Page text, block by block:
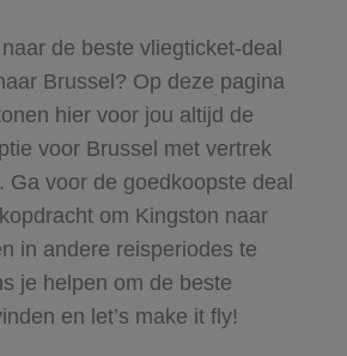
de beste vliegticket-deal
Brussel? Op deze pagina
hier voor jou altijd de
voor Brussel met vertrek
Ga voor de goedkoopste deal
om Kingston naar
in andere reisperiodes te
je helpen om de beste
en let’s make it fly!